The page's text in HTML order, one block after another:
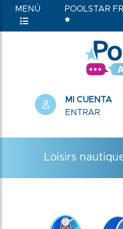
MENÚ POOLSTAR
MI CUENTA
ENTRAR
Loisirs